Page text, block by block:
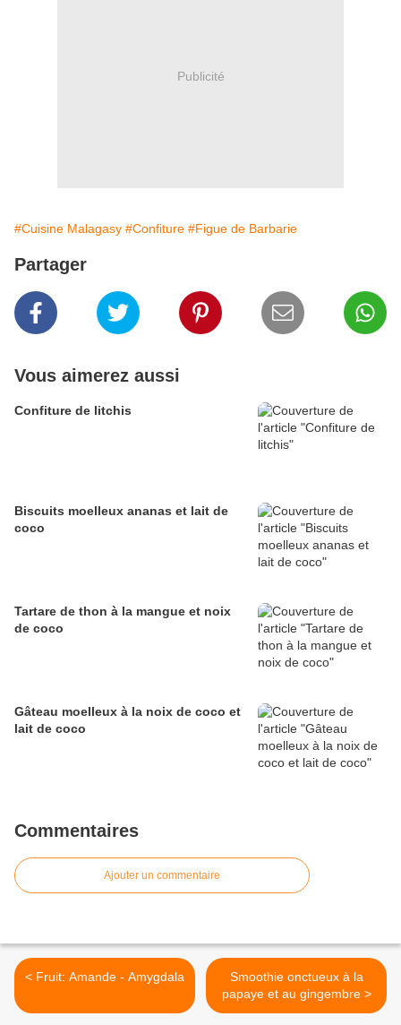
Publicité
#Cuisine Malagasy #Confiture #Figue de Barbarie
Partager
Vous aimerez aussi
Confiture de litchis
Biscuits moelleux ananas et lait de
coco
Tartare de thon à la mangue et noix
de coco
Gâteau moelleux à la noix de coco et
lait de coco
Commentaires
Ajouter un commentaire
< Fruit: Amande - Amygdala
Smoothie onctueux à la
papaye et au gingembre >